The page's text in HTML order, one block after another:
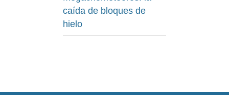
caída de bloques de
hielo